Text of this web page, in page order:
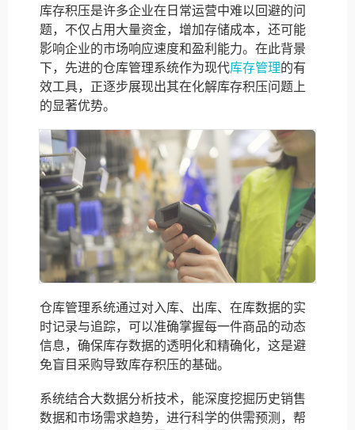
库存积压是许多企业在日常运营中难以回避的问
题，不仅占用大量资金，增加存储成本，还可能
影响企业的市场响应速度和盈利能力。在此背景
下，先进的仓库管理系统作为现代库存管理的有
效工具，正逐步展现出其在化解库存积压问题上
的显著优势。
仓库管理系统通过对入库、出库、在库数据的实
时记录与追踪，可以准确掌握每一件商品的动态
信息，确保库存数据的透明化和精确化，这是避
免盲目采购导致库存积压的基础。
系统结合大数据分析技术，能深度挖掘历史销售
数据和市场需求趋势，进行科学的供需预测，帮